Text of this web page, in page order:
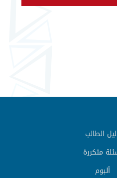
الطالب
متكررة
ألبوم